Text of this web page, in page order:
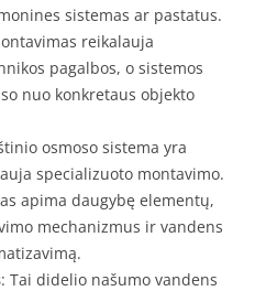
sistemas ar pastatus.
reikalauja
pagalbos, o sistemos
nuo konkretaus objekto
osmoso sistema yra
specializuoto montavimo.
apima daugybę elementų,
mechanizmus ir vandens
: Tai didelio našumo vandens